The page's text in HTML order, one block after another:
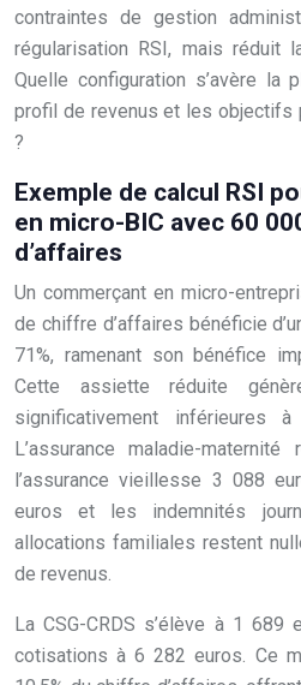
contraintes de gestion
régularisation RSI, mais réduit
Quelle configuration s’avère la
profil de revenus et les objectifs
?
Exemple de calcul RSI
en micro-BIC avec 60
d’affaires
Un commerçant en micro-
de chiffre d’affaires bénéficie
71%, ramenant son bénéfice
Cette assiette réduite
significativement inférieures
L’assurance maladie-
l’assurance vieillesse 3 088
euros et les indemnités
allocations familiales restent
de revenus.
La CSG-CRDS s’élève à 1
cotisations à 6 282 euros. Ce